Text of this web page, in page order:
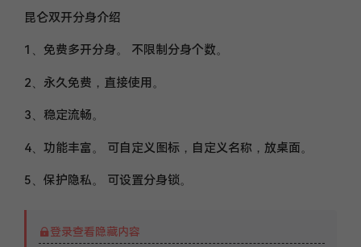
昆仑双开分身介绍
1、免费多开分身。 不限制分身个数。
2、永久免费，直接使用。
3、稳定流畅。
4、功能丰富。 可自定义图标，自定义名称，放桌面。
5、保护隐私。 可设置分身锁。
登录查看隐藏内容